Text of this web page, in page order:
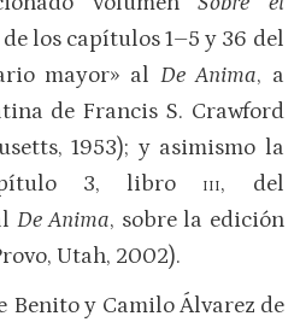
los capítulos 1–5 y 36 del
mayor» al De Anima, a
de Francis S. Crawford
1953); y asimismo la
3, libro iii, del
De Anima, sobre la edición
Utah, 2002).
Benito y Camilo Álvarez de